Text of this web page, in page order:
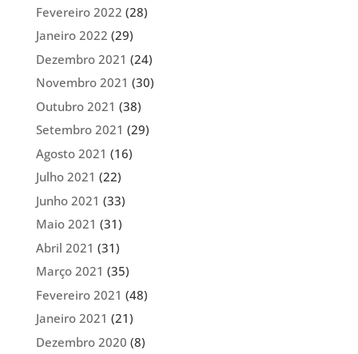
Fevereiro 2022 (28)
Janeiro 2022 (29)
Dezembro 2021 (24)
Novembro 2021 (30)
Outubro 2021 (38)
Setembro 2021 (29)
Agosto 2021 (16)
Julho 2021 (22)
Junho 2021 (33)
Maio 2021 (31)
Abril 2021 (31)
Março 2021 (35)
Fevereiro 2021 (48)
Janeiro 2021 (21)
Dezembro 2020 (8)